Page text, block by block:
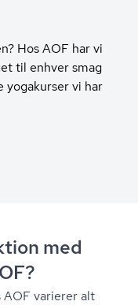
Hos AOF har vi
til enhver smag
yogakurser vi har
med
AOF varierer alt